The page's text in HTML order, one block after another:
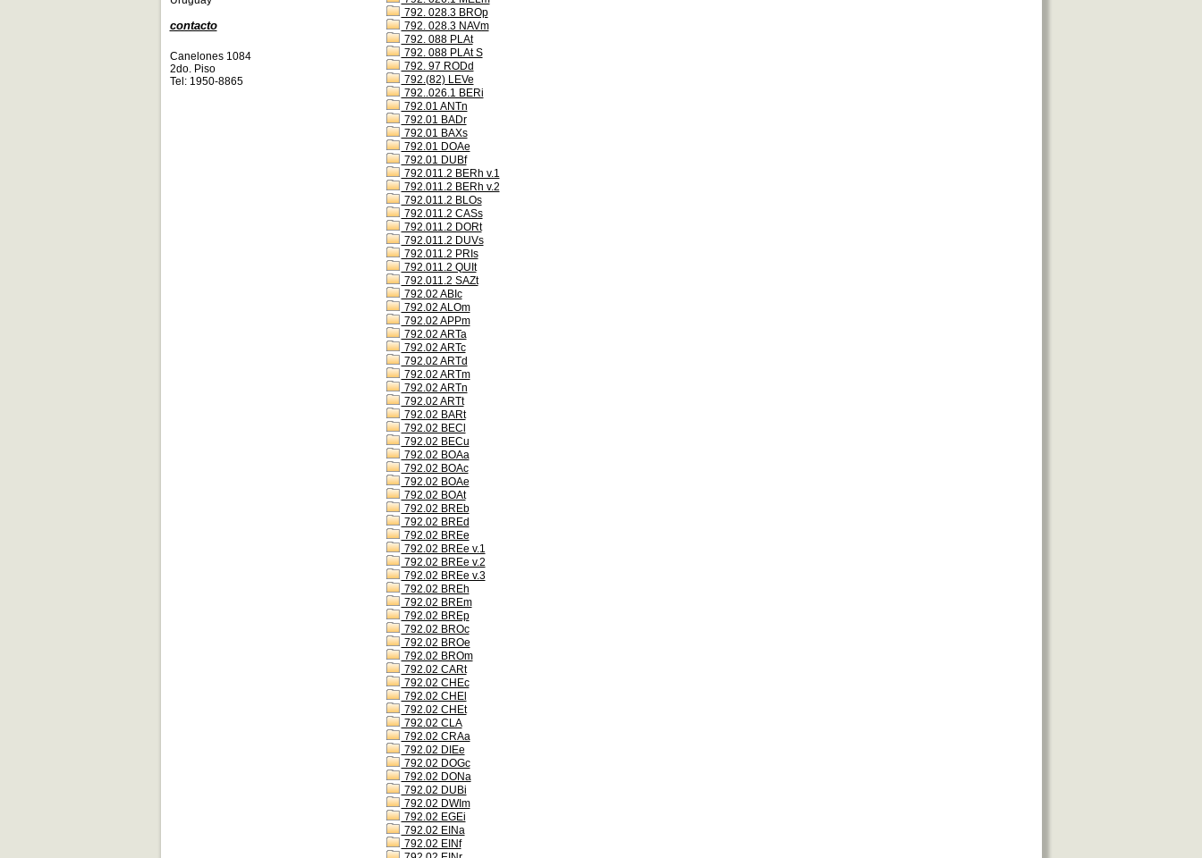
792. 028.3 BROp
792. 028.3 NAVm
792. 088 PLAt
792. 088 PLAt S
792. 97 RODd
792.(82) LEVe
792..026.1 BERi
792.01 ANTn
792.01 BADr
792.01 BAXs
792.01 DOAe
792.01 DUBf
792.011.2 BERh v.1
792.011.2 BERh v.2
792.011.2 BLOs
792.011.2 CASs
792.011.2 DORt
792.011.2 DUVs
792.011.2 PRIs
792.011.2 QUIt
792.011.2 SAZt
792.02 ABIc
792.02 ALOm
792.02 APPm
792.02 ARTa
792.02 ARTc
792.02 ARTd
792.02 ARTm
792.02 ARTn
792.02 ARTt
792.02 BARt
792.02 BECl
792.02 BECu
792.02 BOAa
792.02 BOAc
792.02 BOAe
792.02 BOAt
792.02 BREb
792.02 BREd
792.02 BREe
792.02 BREe v.1
792.02 BREe v.2
792.02 BREe v.3
792.02 BREh
792.02 BREm
792.02 BREp
792.02 BROc
792.02 BROe
792.02 BROm
792.02 CARt
792.02 CHEc
792.02 CHEl
792.02 CHEt
792.02 CLA
792.02 CRAa
792.02 DIEe
792.02 DOGc
792.02 DONa
792.02 DUBi
792.02 DWIm
792.02 EGEi
792.02 EINa
792.02 EINf
contacto
Canelones 1084
2do. Piso
Tel: 1950-8865